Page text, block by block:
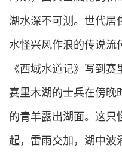
湖水深不可测。世代居
水怪兴风作浪的传说流
《西域水道记》写到
赛里木湖的士兵在傍晚
的青羊露出湖面。这只
起，雷雨交加，湖中波